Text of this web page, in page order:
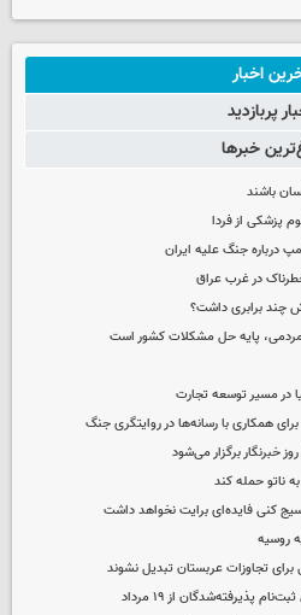
اخبار
پربازدید
خبرها
باشند
پزشکی از فردا
درباره جنگ علیه ایران
در غرب عراق
چند برابری داشت؟
پایه حل مشکلات کشور است
در مسیر توسعه تجارت
همکاری با رسانه‌ها در روایتگری جنگ
خبرنگار برگزار می‌شود
ناتو حمله کند
کنی فایده‌ای برایت نخواهد داشت
روسیه
برای تجاوزات عربستان تبدیل نشوند
پذیرفته‌شدگان از ۱۹ مرداد